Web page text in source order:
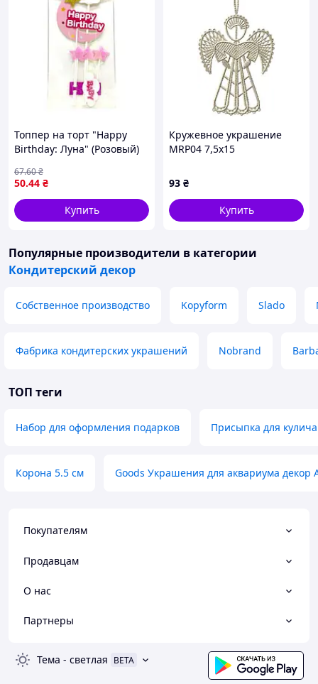
Топпер на торт "Happy
Birthday: Луна" (Розовый)
50.44 ₴
67.60₴
Купить
Кружевное украшение
MRP04 7,5x15
93 ₴
Купить
Популярные производители в категории
Кондитерский декор
Собственное производство Kopyform Slado
Фабрика кондитерских украшений Nobrand
ТОП теги
Набор для оформления подарков Присыпка для кулича
Корона 5.5 см Goods Украшения для аквариума декор
Покупателям
Продавцам
О нас
Партнеры
Тема - светлая BETA